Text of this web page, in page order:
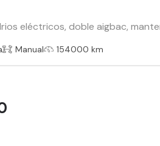
eléctricos, doble aigbac,
Manual 154000 km